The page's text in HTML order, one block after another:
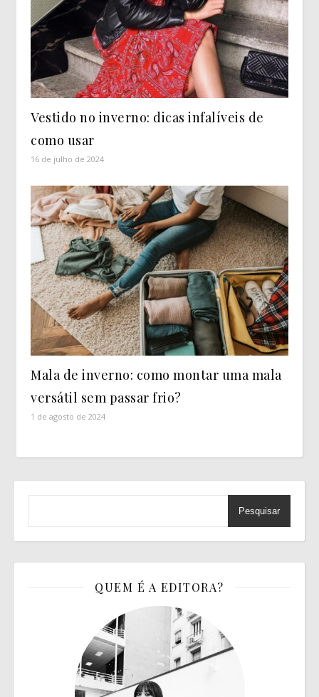
Vestido no inverno: dicas infalíveis de
como usar
16 de julho de 2024
Mala de inverno: como montar uma mala
versátil sem passar frio?
1 de agosto de 2024
Pesquisar
QUEM É A EDITORA?